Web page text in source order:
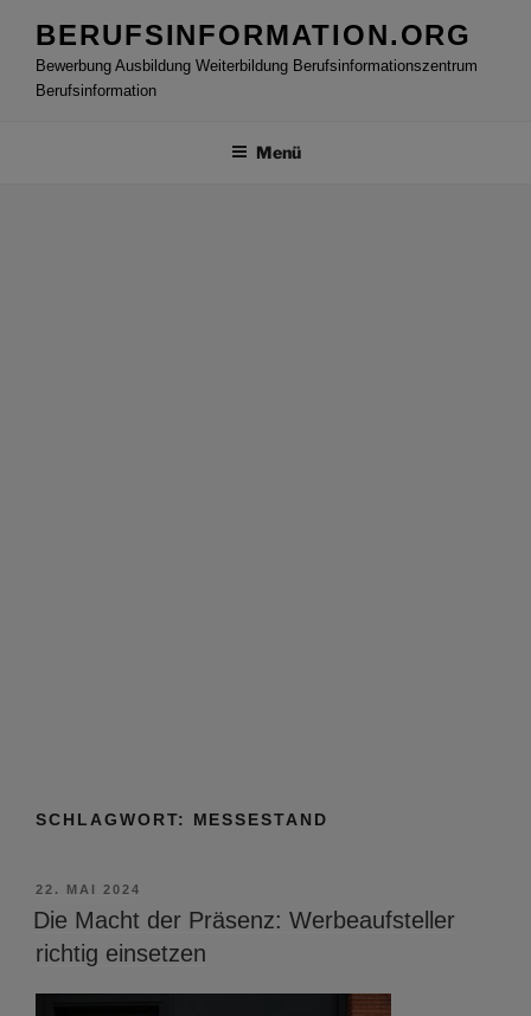
Inhalt
springen
BERUFSINFORMATION.ORG
Bewerbung Ausbildung Weiterbildung Berufsinformationszentrum
Berufsinformation
Menü
SCHLAGWORT: MESSESTAND
VERÖFFENTLICHT
AM
22. MAI 2024
Die Macht der Präsenz: Werbeaufsteller
richtig einsetzen